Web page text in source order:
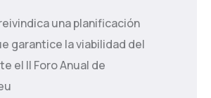
reivindica una planificación
garantice la viabilidad del
el II Foro Anual de